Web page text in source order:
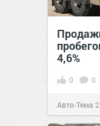
4,6%
0 0
Авто-Тема